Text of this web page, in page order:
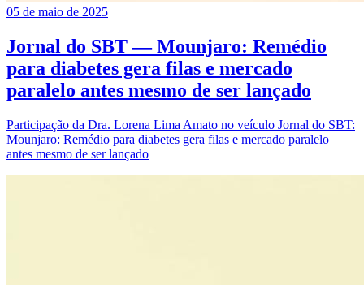
05 de maio de 2025
Jornal do SBT — Mounjaro: Remédio
para diabetes gera filas e mercado
paralelo antes mesmo de ser lançado
Participação da Dra. Lorena Lima Amato no veículo Jornal do SBT:
Mounjaro: Remédio para diabetes gera filas e mercado paralelo
antes mesmo de ser lançado